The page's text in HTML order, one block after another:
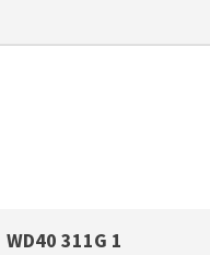
WD40 311G 1